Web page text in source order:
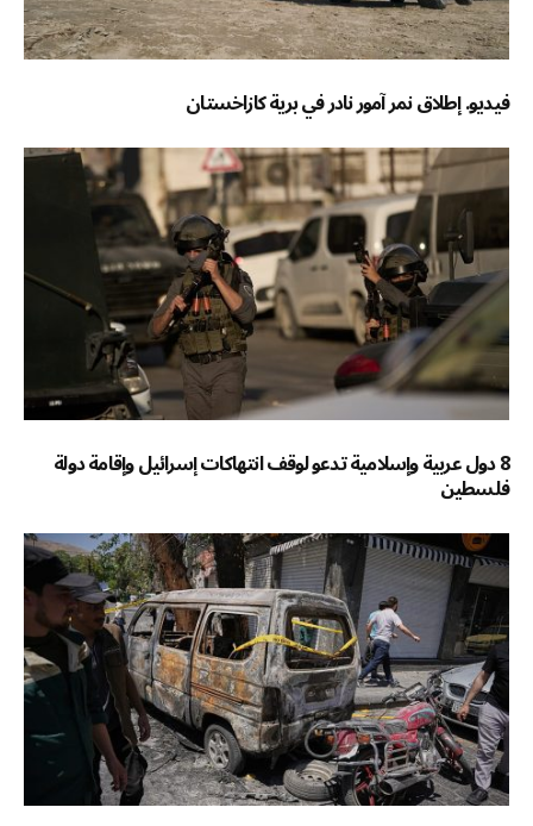
فيديو. إطلاق نمر آمور نادر في برية كازاخستان
8 دول عربية وإسلامية تدعو لوقف انتهاكات إسرائيل وإقامة دولة
فلسطين